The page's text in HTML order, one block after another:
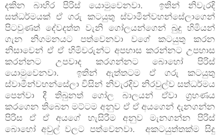
දකින බාහිර පිරිස් යොමුවෙනවා. ඉතින් නිවැරදි
සත්ධර්මයක් ඒ ගරු කටයුතු ස්වාමීන්වහන්සේලාගෙන්
පිටවුණත් දේවදත්ත වැනි ගෝලයන්ගෙන් බුදු හිමියන්
ගැන නිගමනයට පත්වෙනවා වගේ කටයුතු කරන
නිසාවෙන් ඒ ඒ හිමිවරුන්ට අපහාස කරන්නට උපහාස
කරන්නට උපවාද කරගන්නට බොහෝ පිරිස්
යොමුවෙනවා. ඉතින් ඇත්තටම ඒ ගරු කටයුතු
ස්වාමීන්වහන්සේලා විසින් නිවැරදිව නිරවුල්ව සත්ධර්මය
පෙන්වා දී තිබුනත් ගෝල බාලයන් ඒවා ග්‍රහණය
කරගෙන තිබෙන මට්ටම අනුව ඒ ඒ අයගෙන් දැනගන්න
පිරිස ඒ ඒ අයගේ හැසිරීම අනුව මැනගන්න පිරිස්
බොහෝ අවුල් වලට පත්වෙනවා. අකටයුත්තක්ම සිදු